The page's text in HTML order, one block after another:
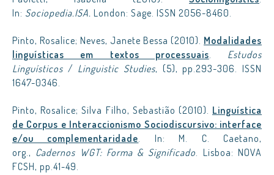
In: Sociopedia.ISA. London: Sage. ISSN 2056-8460.
Pinto, Rosalice; Neves, Janete Bessa (2010). Modalidades
linguísticas em textos processuais. Estudos
Linguísticos / Linguistic Studies, (5), pp.293-306. ISSN
1647-0346.
Pinto, Rosalice; Silva Filho, Sebastião (2010). Linguística
de Corpus e Interaccionismo Sociodiscursivo: interface
e/ou complementaridade. In: M. C. Caetano,
org., Cadernos WGT: Forma & Significado. Lisboa: NOVA
FCSH, pp.41-49.